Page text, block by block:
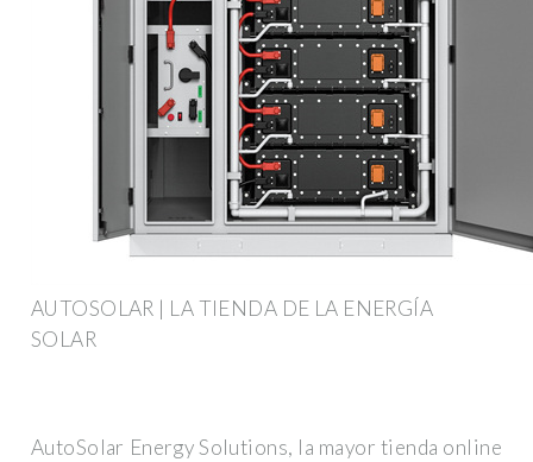
AUTOSOLAR | LA TIENDA DE LA ENERGÍA
SOLAR
AutoSolar Energy Solutions, la mayor tienda online